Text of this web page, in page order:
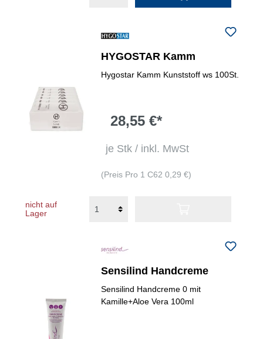
HYGOSTAR Kamm
Hygostar Kamm Kunststoff ws 100St.
28,55 €*
je Stk / inkl. MwSt
(Preis Pro 1 C62 0,29 €)
nicht auf
Lager
Sensilind Handcreme
Sensilind Handcreme 0 mit
Kamille+Aloe Vera 100ml